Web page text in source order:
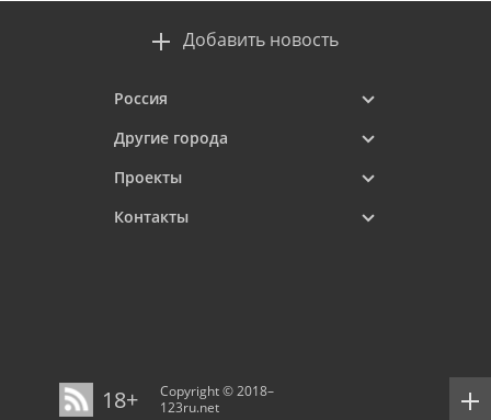
Добавить новость
Россия
Другие города
Проекты
Контакты
18+
Copyright © 2018–
123ru.net